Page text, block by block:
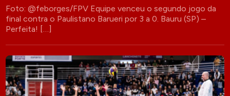
Foto: @feborges/FPV Equipe venceu o segundo jogo da
final contra o Paulistano Barueri por 3 a 0. Bauru (SP) –
Perfeita! […]